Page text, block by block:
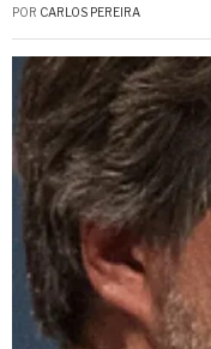
POR CARLOS PEREIRA